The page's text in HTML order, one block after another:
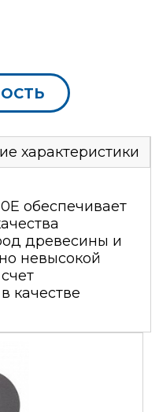
характеристики
обеспечивает
древесины и
невысокой
качестве